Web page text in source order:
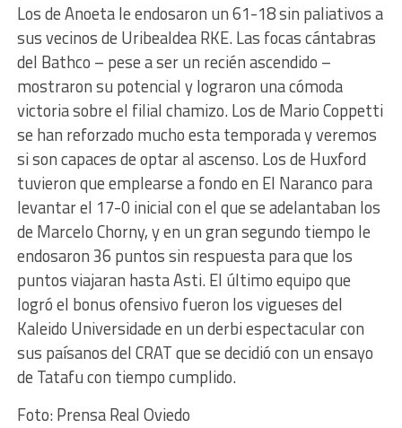
Los de Anoeta le endosaron un 61-18 sin paliativos a
sus vecinos de Uribealdea RKE. Las focas cántabras
del Bathco – pese a ser un recién ascendido –
mostraron su potencial y lograron una cómoda
victoria sobre el filial chamizo. Los de Mario Coppetti
se han reforzado mucho esta temporada y veremos
si son capaces de optar al ascenso. Los de Huxford
tuvieron que emplearse a fondo en El Naranco para
levantar el 17-0 inicial con el que se adelantaban los
de Marcelo Chorny, y en un gran segundo tiempo le
endosaron 36 puntos sin respuesta para que los
puntos viajaran hasta Asti. El último equipo que
logró el bonus ofensivo fueron los vigueses del
Kaleido Universidade en un derbi espectacular con
sus paísanos del CRAT que se decidió con un ensayo
de Tatafu con tiempo cumplido.
Foto: Prensa Real Oviedo